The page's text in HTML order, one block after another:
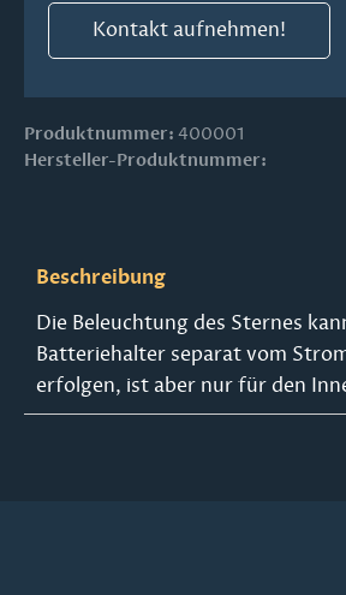
Kontakt aufnehmen!
Produktnummer: 400001
Hersteller-Produktnummer:
Beschreibung
Die Beleuchtung des Sternes
Batteriehalter separat vom
erfolgen, ist aber nur für den